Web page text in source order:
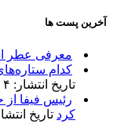
آخرین پست ها
معرفی عطر
کدام
تاریخ انتشار: ۴ مرداد ۱۴۰۵
رئیس فیفا از
کرد تاریخ انتشار: ۴ مرداد